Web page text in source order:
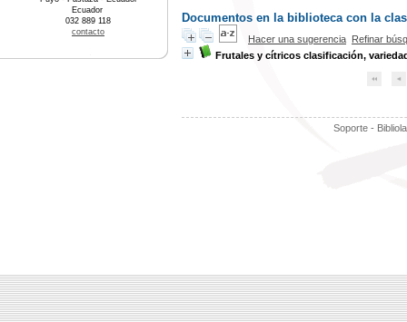
Documentos en la biblioteca con la
Hacer una sugerencia Refinar
Frutales y cítricos clasificación,
Soporte -
Ecuador
032 889 118
contacto